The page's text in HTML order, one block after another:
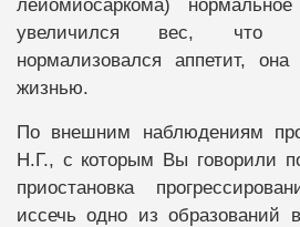
лейомиосаркома)
увеличился вес, что
нормализовался аппетит,
жизнью.
По внешним наблюдениям
Н.Г., с которым Вы говорили
приостановка
иссечь одно из образований